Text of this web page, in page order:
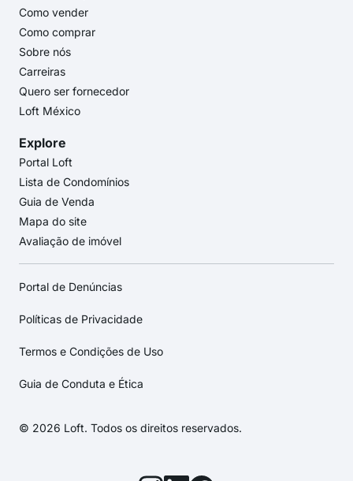
Como vender
Como comprar
Sobre nós
Carreiras
Quero ser fornecedor
Loft México
Explore
Portal Loft
Lista de Condomínios
Guia de Venda
Mapa do site
Avaliação de imóvel
Portal de Denúncias
Políticas de Privacidade
Termos e Condições de Uso
Guia de Conduta e Ética
© 2026 Loft. Todos os direitos reservados.